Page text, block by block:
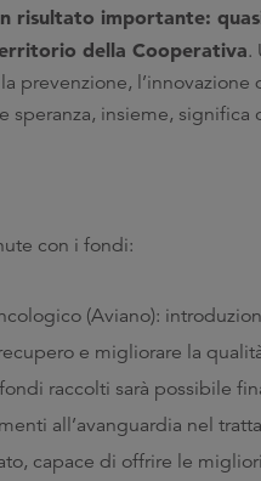
risultato importante:
della Cooperativa.
prevenzione,
speranza, insieme,
con i fondi:
(Aviano):
e migliorare la
raccolti sarà possibile
all’avanguardia nel
capace di offrire le